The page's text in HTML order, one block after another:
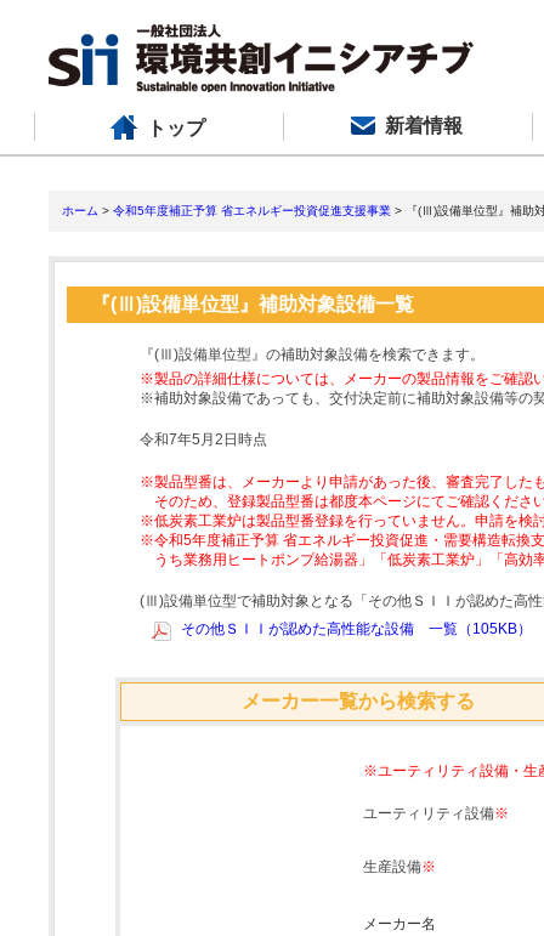
トップ 新着情報
ホーム > 令和5年度補正予算 省エネルギー投資促進支援事業 > 『(Ⅲ)設備単位型』補助
『(Ⅲ)設備単位型』補助対象設備一覧
『(Ⅲ)設備単位型』の補助対象設備を検索できます。
※製品の詳細仕様については、メーカーの製品情報をご確認
※補助対象設備であっても、交付決定前に補助対象設備等の
令和7年5月2日時点
※製品型番は、メーカーより申請があった後、審査完了した
そのため、登録製品型番は都度本ページにてご確認くださ
※低炭素工業炉は製品型番登録を行っていません。申請を検
※令和5年度補正予算 省エネルギー投資促進・需要構造転換
うち業務用ヒートポンプ給湯器」「低炭素工業炉」「高
(Ⅲ)設備単位型で補助対象となる「その他ＳＩＩが認めた高
その他ＳＩＩが認めた高性能な設備 一覧（105KB）
メーカー一覧から検索する
※ユーティリティ設備・生
ユーティリティ設備※
生産設備※
メーカー名